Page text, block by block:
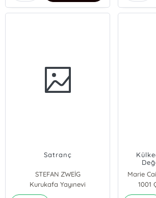
Satranç
STEFAN ZWEİG
Kurukafa Yayınevi
Marie
1001